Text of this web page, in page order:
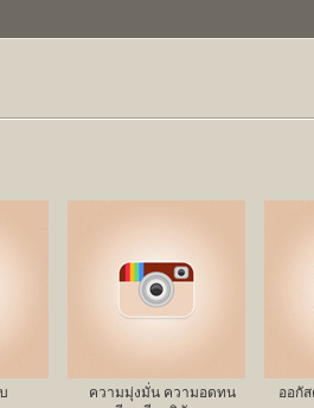
ความมุ่งมั่น ความอดทน
ออกั